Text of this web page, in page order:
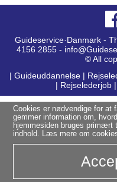
Guideservice·Danmark -
4156 2855 -
© All
| Guideuddannelse |
| Rejselederjob|
Cookies er nødvendige for at
gemmer information om,
hjemmesiden bruges primært
indhold. Læs mere om